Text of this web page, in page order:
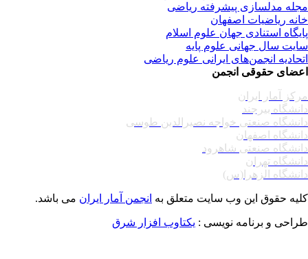
مدلسازی پیشرفته ریاضی
ریاضیات اصفهان
استنادی جهان علوم اسلام
سال جهانی علوم پایه
انجمن‌های ایرانی علوم ریاضی
حقوقی انجمن
آمار ایران
بیرجند
صنعتی خواجه نصیرالدین طوسی
اصفهان
صنعتی شاهرود
تهران
الزهرا(س)
حقوق این وب سایت متعلق بهانجمن آمار ایرانمی باشد.
و برنامه نویسی : یکتاوب افزار شرق